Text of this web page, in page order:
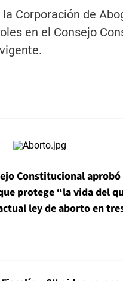
Corporación de
en el Consejo
Constitucional aprobó
protege “la vida del
ley de aborto en